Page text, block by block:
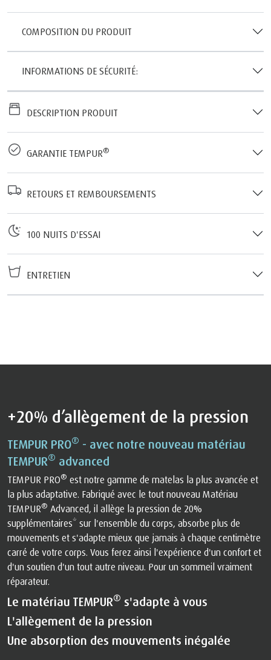
COMPOSITION DU PRODUIT
INFORMATIONS DE SÉCURITÉ:
DESCRIPTION PRODUIT
GARANTIE TEMPUR®
RETOURS ET REMBOURSEMENTS
100 NUITS D'ESSAI
ENTRETIEN
+20% d’allègement de la pression
TEMPUR PRO® - avec notre nouveau matériau
TEMPUR® advanced
TEMPUR PRO® est notre gamme de matelas la plus avancée et
la plus adaptative. Fabriqué avec le tout nouveau Matériau
TEMPUR® Advanced, il allège la pression de 20%
supplémentaires* sur l'ensemble du corps, absorbe plus de
mouvements et s'adapte mieux que jamais à chaque centimètre
carré de votre corps. Vous ferez ainsi l'expérience d'un confort et
d'un soutien d'un tout autre niveau. Pour un sommeil vraiment
réparateur.
Le matériau TEMPUR® s'adapte à vous
L'allègement de la pression
Une absorption des mouvements inégalée